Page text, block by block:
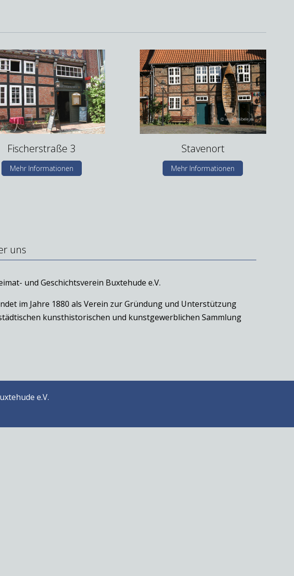
Fischerstraße 3
Mehr Informationen
Stavenort
Mehr Informationen
uns
und Geschichtsverein Buxtehude e.V.
im Jahre 1880 als Verein zur Gründung und Unterstützung
kunsthistorischen und kunstgewerblichen Sammlung
e.V.